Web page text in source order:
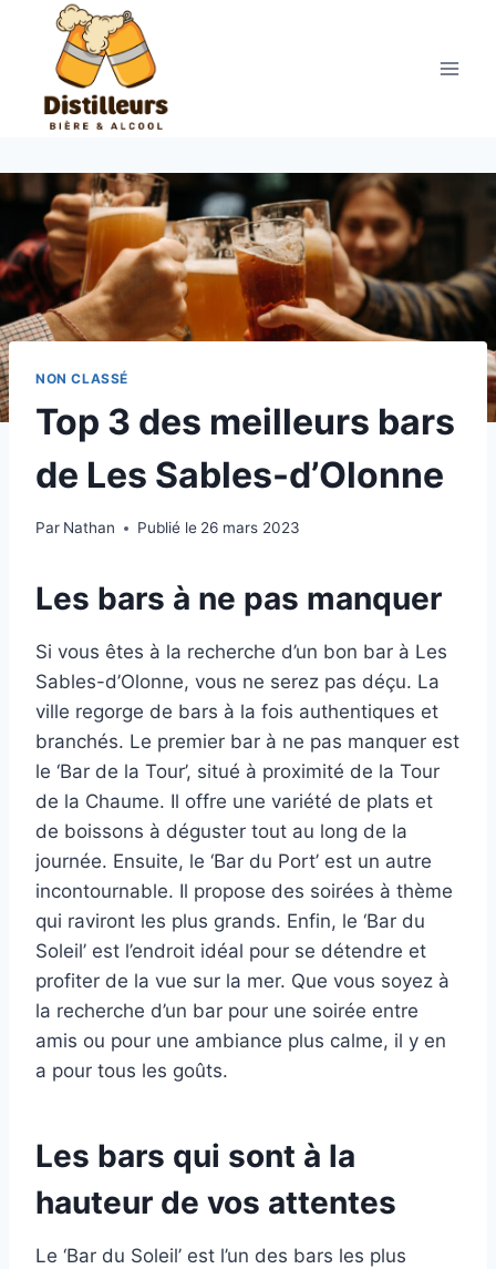
contenu
NON CLASSÉ
Top 3 des meilleurs bars
de Les Sables-d’Olonne
Par Nathan Publié le 26 mars 2023
Les bars à ne pas manquer
Si vous êtes à la recherche d’un bon bar à Les
Sables-d’Olonne, vous ne serez pas déçu. La
ville regorge de bars à la fois authentiques et
branchés. Le premier bar à ne pas manquer est
le ‘Bar de la Tour’, situé à proximité de la Tour
de la Chaume. Il offre une variété de plats et
de boissons à déguster tout au long de la
journée. Ensuite, le ‘Bar du Port’ est un autre
incontournable. Il propose des soirées à thème
qui raviront les plus grands. Enfin, le ‘Bar du
Soleil’ est l’endroit idéal pour se détendre et
profiter de la vue sur la mer. Que vous soyez à
la recherche d’un bar pour une soirée entre
amis ou pour une ambiance plus calme, il y en
a pour tous les goûts.
Les bars qui sont à la
hauteur de vos attentes
Le ‘Bar du Soleil’ est l’un des bars les plus